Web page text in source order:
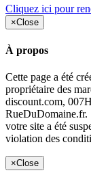
Cliquez ici pour
×Close
À propos
Cette page a été
propriétaire des
discount.com,
RueDuDomaine.fr.
votre site a été
violation des
×Close